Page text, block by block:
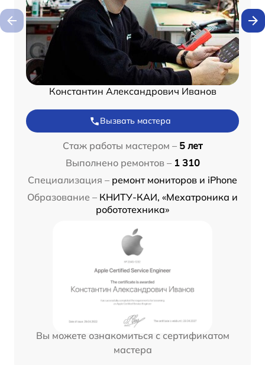
Константин Александрович Иванов
Вызвать мастера
Стаж работы мастером – 5 лет
Выполнено ремонтов – 1 310
Специализация – ремонт мониторов и iPhone
Образование – КНИТУ-КАИ, «Мехатроника и
робототехника»
Вы можете ознакомиться с сертификатом
мастера